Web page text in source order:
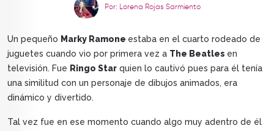
Por: Lorena Rojas Sarmiento
Un pequeño Marky Ramone estaba en el cuarto rodeado de
juguetes cuando vio por primera vez a The Beatles en
televisión. Fue Ringo Star quien lo cautivó pues para él tenía
una similitud con un personaje de dibujos animados, era
dinámico y divertido.
Tal vez fue en ese momento cuando algo muy adentro de él